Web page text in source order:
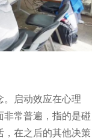
启动效应在心理
非常普遍，指的是碰
，在之后的其他决策